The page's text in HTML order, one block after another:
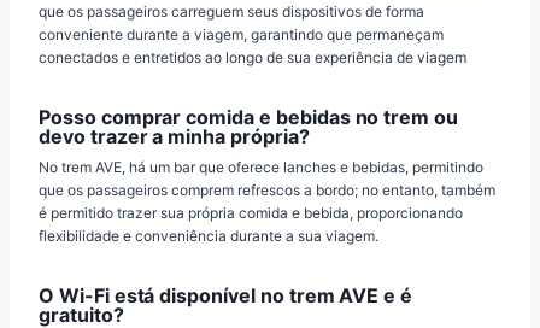
que os passageiros carreguem seus dispositivos de forma
conveniente durante a viagem, garantindo que permaneçam
conectados e entretidos ao longo de sua experiência de viagem
Posso comprar comida e bebidas no trem ou
devo trazer a minha própria?
No trem AVE, há um bar que oferece lanches e bebidas, permitindo
que os passageiros comprem refrescos a bordo; no entanto, também
é permitido trazer sua própria comida e bebida, proporcionando
flexibilidade e conveniência durante a sua viagem.
O Wi-Fi está disponível no trem AVE e é
gratuito?